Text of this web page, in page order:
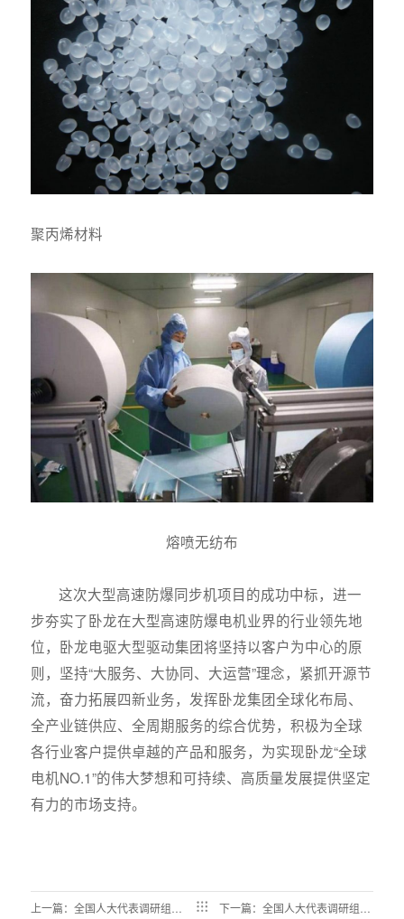
聚丙烯材料
熔喷无纺布
这次大型高速防爆同步机项目的成功中标，进一
步夯实了卧龙在大型高速防爆电机业界的行业领先地
位，卧龙电驱大型驱动集团将坚持以客户为中心的原
则，坚持“大服务、大协同、大运营”理念，紧抓开源节
流，奋力拓展四新业务，发挥卧龙集团全球化布局、
全产业链供应、全周期服务的综合优势，积极为全球
各行业客户提供卓越的产品和服务，为实现卧龙“全球
电机NO.1”的伟大梦想和可持续、高质量发展提供坚定
有力的市场支持。
上一篇：全国人大代表调研组到 下一篇：全国人大代表调研组到